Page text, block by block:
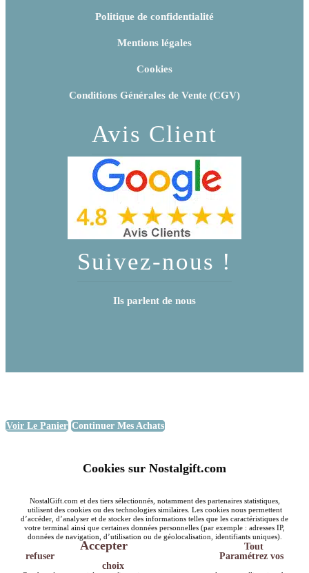
Politique de confidentialité
Mentions légales
Cookies
Conditions Générales de Vente (CGV)
Avis Client
Suivez-nous !
Ils parlent de nous
Voir Le Panier Continuer Mes Achats
Cookies sur Nostalgift.com
NostalGift.com et des tiers sélectionnés, notamment des partenaires statistiques,
utilisent des cookies ou des technologies similaires. Les cookies nous permettent
d’accéder, d’analyser et de stocker des informations telles que les caractéristiques de
votre terminal ainsi que certaines données personnelles (par exemple : adresses IP,
données de navigation, d’utilisation ou de géolocalisation, identifiants uniques).
Accepter
Tout
refuser
Paramétrez vos
choix